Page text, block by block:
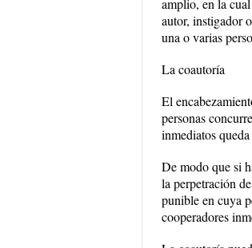
amplio, en la
autor, instigador
una o varias
La coautoría
El
personas
inmediatos
De modo que si
la perpetración
punible en cuya
cooperadores